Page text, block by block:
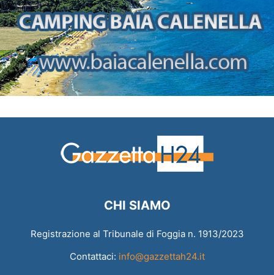
CHI SIAMO
Registrazione al Tribunale di Foggia n. 1913/2023
Contattaci: info@gazzettah24.it